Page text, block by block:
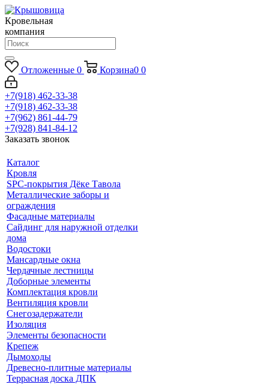
Кровельная
компания
Отложенные 0 Корзина0 0
+7(918) 462-33-38
+7(918) 462-33-38
+7(962) 861-44-79
+7(928) 841-84-12
Заказать звонок
Каталог
Кровля
SPC-покрытия Дёке Тавола
Металлические заборы и
ограждения
Фасадные материалы
Сайдинг для наружной отделки
дома
Водостоки
Мансардные окна
Чердачные лестницы
Доборные элементы
Комплектация кровли
Вентиляция кровли
Снегозадержатели
Изоляция
Элементы безопасности
Крепеж
Дымоходы
Древесно-плитные материалы
Террасная доска ДПК